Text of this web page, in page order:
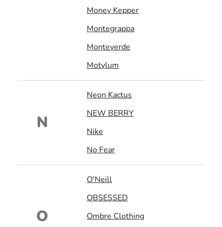
Money Kepper
Montegrappa
Monteverde
Motylum
N
Neon Kactus
NEW BERRY
Nike
No Fear
O
O'Neill
OBSESSED
Ombre Clothing